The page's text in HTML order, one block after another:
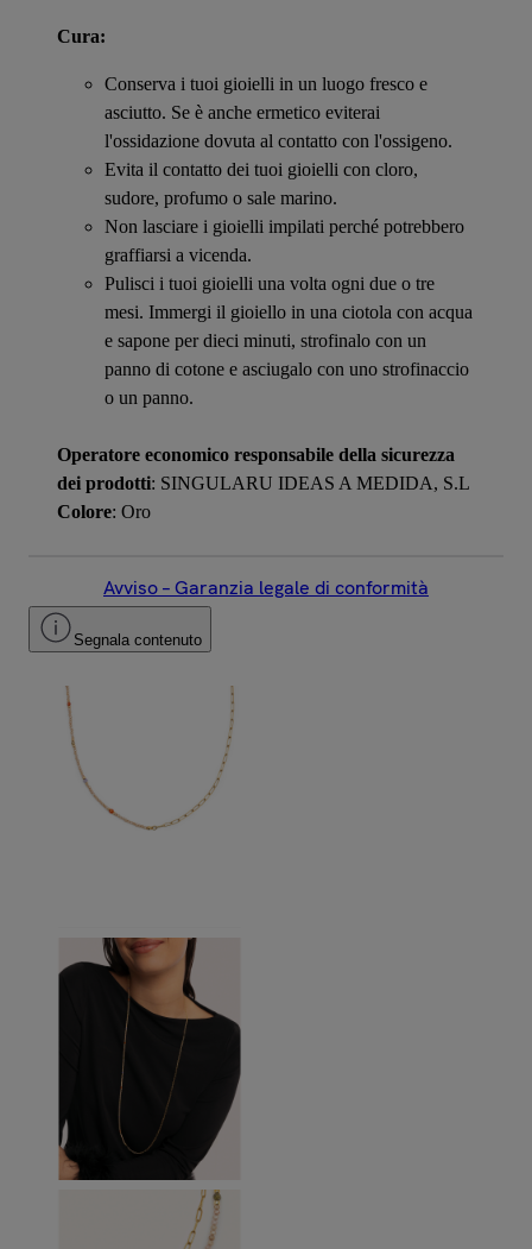
Cura:
Conserva i tuoi gioielli in un luogo fresco e
asciutto. Se è anche ermetico eviterai
l'ossidazione dovuta al contatto con l'ossigeno.
Evita il contatto dei tuoi gioielli con cloro,
sudore, profumo o sale marino.
Non lasciare i gioielli impilati perché potrebbero
graffiarsi a vicenda.
Pulisci i tuoi gioielli una volta ogni due o tre
mesi. Immergi il gioiello in una ciotola con acqua
e sapone per dieci minuti, strofinalo con un
panno di cotone e asciugalo con uno strofinaccio
o un panno.
Operatore economico responsabile della sicurezza
dei prodotti: SINGULARU IDEAS A MEDIDA, S.L
Colore: Oro
Avviso – Garanzia legale di conformità
Segnala contenuto